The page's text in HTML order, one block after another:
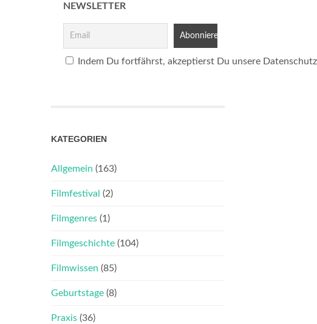
NEWSLETTER
Indem Du fortfährst, akzeptierst Du unsere
KATEGORIEN
Allgemein (163)
Filmfestival (2)
Filmgenres (1)
Filmgeschichte (104)
Filmwissen (85)
Geburtstage (8)
Praxis (36)